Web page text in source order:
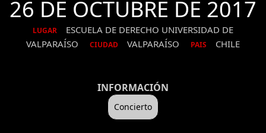
26 DE OCTUBRE DE 2017
LUGAR
ESCUELA DE DERECHO UNIVERSIDAD DE
VALPARAÍSO
CIUDAD VALPARAÍSO PAIS CHILE
INFORMACIÓN
Concierto